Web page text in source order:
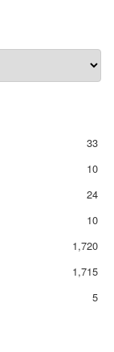
33
10
24
10
1,720
1,715
5